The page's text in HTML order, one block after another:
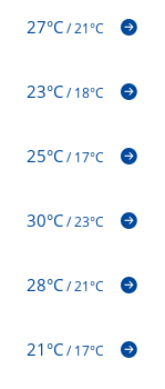
27°C/21°C
23°C/18°C
25°C/17°C
30°C/23°C
28°C/21°C
21°C/17°C